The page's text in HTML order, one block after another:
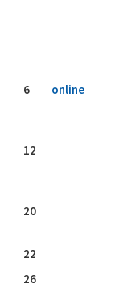
6 online
12
20
22
26